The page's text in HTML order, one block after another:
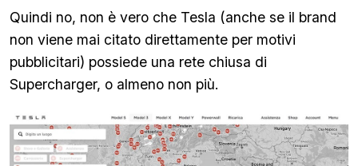
Quindi no, non è vero che Tesla (anche se il brand
non viene mai citato direttamente per motivi
pubblicitari) possiede una rete chiusa di
Supercharger, o almeno non più.